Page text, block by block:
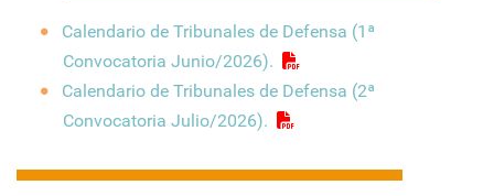
Calendario de Tribunales de Defensa (1ª
Convocatoria Junio/2026).
Calendario de Tribunales de Defensa (2ª
Convocatoria Julio/2026).